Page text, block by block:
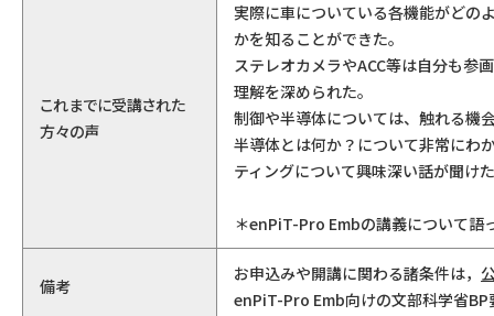
これまでに受講された
方々の声
実際に車についている各機能がどの
かを知ることができた。
ステレオカメラやACC等は自分も参
理解を深められた。
制御や半導体については、触れる機
半導体とは何か？について非常にわ
ティングについて興味深い話が聞け
＊enPiT-Pro Embの講義について語
備考
お申込みや開講に関わる諸条件は，
enPiT-Pro Emb向けの文部科学省